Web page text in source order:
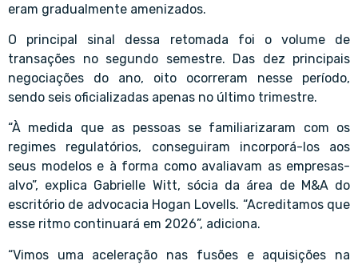
eram gradualmente amenizados.
O principal sinal dessa retomada foi o volume de
transações no segundo semestre. Das dez principais
negociações do ano, oito ocorreram nesse período,
sendo seis oficializadas apenas no último trimestre.
“À medida que as pessoas se familiarizaram com os
regimes regulatórios, conseguiram incorporá-los aos
seus modelos e à forma como avaliavam as empresas-
alvo”, explica Gabrielle Witt, sócia da área de M&A do
escritório de advocacia Hogan Lovells. “Acreditamos que
esse ritmo continuará em 2026”, adiciona.
“Vimos uma aceleração nas fusões e aquisições na